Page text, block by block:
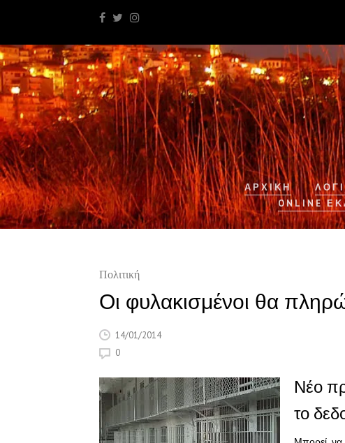
ΑΡΧΙΚΉ
ONLINE
Πολιτική
Οι φυλακισμένοι θα
14/01/2014
0
Νέο
το